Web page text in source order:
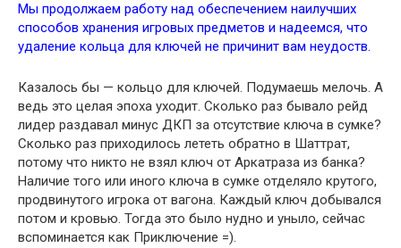
Мы продолжаем работу над обеспечением наилучших
способов хранения игровых предметов и надеемся, что
удаление кольца для ключей не причинит вам неудоств.
Казалось бы — кольцо для ключей. Подумаешь мелочь. А
ведь это целая эпоха уходит. Сколько раз бывало рейд
лидер раздавал минус ДКП за отсутствие ключа в сумке?
Сколько раз приходилось лететь обратно в Шаттрат,
потому что никто не взял ключ от Аркатраза из банка?
Наличие того или иного ключа в сумке отделяло крутого,
продвинутого игрока от вагона. Каждый ключ добывался
потом и кровью. Тогда это было нудно и уныло, сейчас
вспоминается как Приключение =).